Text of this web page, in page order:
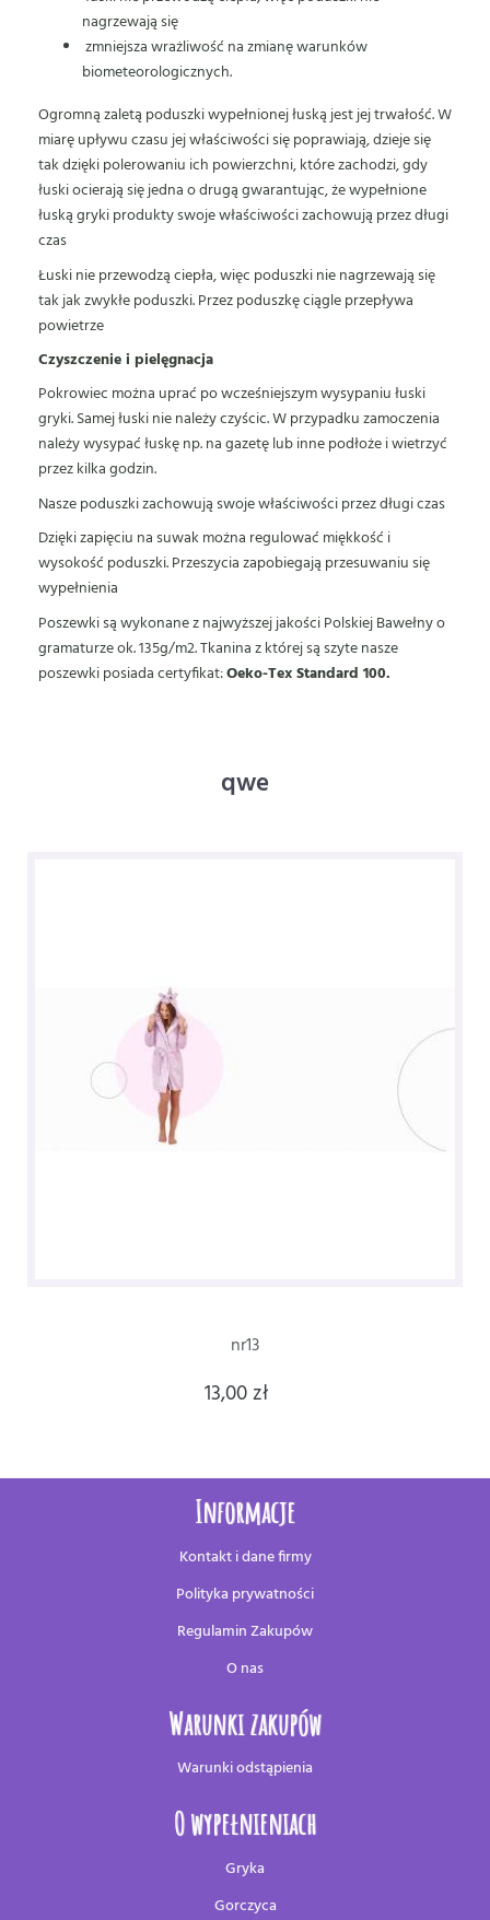
nagrzewają się
zmniejsza wrażliwość na zmianę warunków
biometeorologicznych.
Ogromną zaletą poduszki wypełnionej łuską jest jej trwałość. W
miarę upływu czasu jej właściwości się poprawiają, dzieje się
tak dzięki polerowaniu ich powierzchni, które zachodzi, gdy
łuski ocierają się jedna o drugą gwarantując, że wypełnione
łuską gryki produkty swoje właściwości zachowują przez długi
czas
Łuski nie przewodzą ciepła, więc poduszki nie nagrzewają się
tak jak zwykłe poduszki. Przez poduszkę ciągle przepływa
powietrze
Czyszczenie i pielęgnacja
Pokrowiec można uprać po wcześniejszym wysypaniu łuski
gryki. Samej łuski nie należy czyścic. W przypadku zamoczenia
należy wysypać łuskę np. na gazetę lub inne podłoże i wietrzyć
przez kilka godzin.
Nasze poduszki zachowują swoje właściwości przez długi czas
Dzięki zapięciu na suwak można regulować miękkość i
wysokość poduszki. Przeszycia zapobiegają przesuwaniu się
wypełnienia
Poszewki są wykonane z najwyższej jakości Polskiej Bawełny o
gramaturze ok. 135g/m2. Tkanina z której są szyte nasze
poszewki posiada certyfikat:Oeko-Tex Standard 100.
qwe
nr13
13,00 zł
Informacje
Kontakt i dane firmy
Polityka prywatności
Regulamin Zakupów
O nas
Warunki zakupów
Warunki odstąpienia
O wypełnieniach
Gryka
Gorczyca